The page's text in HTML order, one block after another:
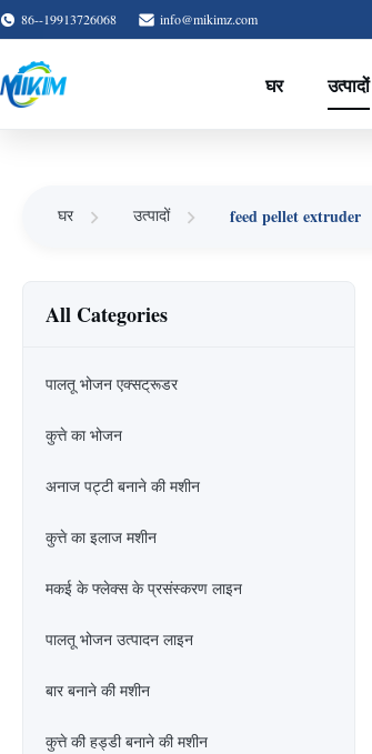
86--19913726068 info@mikimz.com
घर उत्पादों
घर उत्पादों feed pellet extruder
All Categories
पालतू भोजन एक्सट्रूडर
कुत्ते का भोजन
अनाज पट्टी बनाने की मशीन
कुत्ते का इलाज मशीन
मकई के फ्लेक्स के प्रसंस्करण लाइन
पालतू भोजन उत्पादन लाइन
बार बनाने की मशीन
कुत्ते की हड्डी बनाने की मशीन